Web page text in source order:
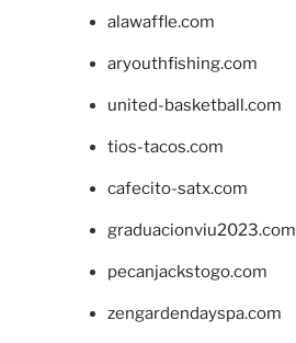
alawaffle.com
aryouthfishing.com
united-basketball.com
tios-tacos.com
cafecito-satx.com
graduacionviu2023.com
pecanjackstogo.com
zengardendayspa.com